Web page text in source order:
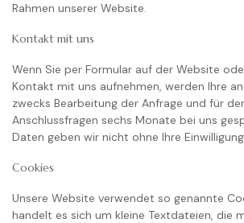
Rahmen unserer Website.
Kontakt mit uns
Wenn Sie per Formular auf der Website
Kontakt mit uns aufnehmen, werden Ihre
zwecks Bearbeitung der Anfrage und für
Anschlussfragen sechs Monate bei uns
Daten geben wir nicht ohne Ihre
Cookies
Unsere Website verwendet so genannte
handelt es sich um kleine Textdateien, die